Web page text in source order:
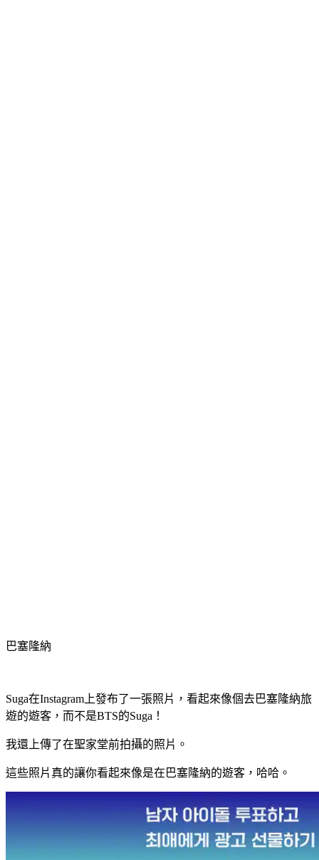
巴塞隆納
Suga在Instagram上發布了一張照片，看起來像個去巴塞隆納旅
遊的遊客，而不是BTS的Suga！
我還上傳了在聖家堂前拍攝的照片。
這些照片真的讓你看起來像是在巴塞隆納的遊客，哈哈。